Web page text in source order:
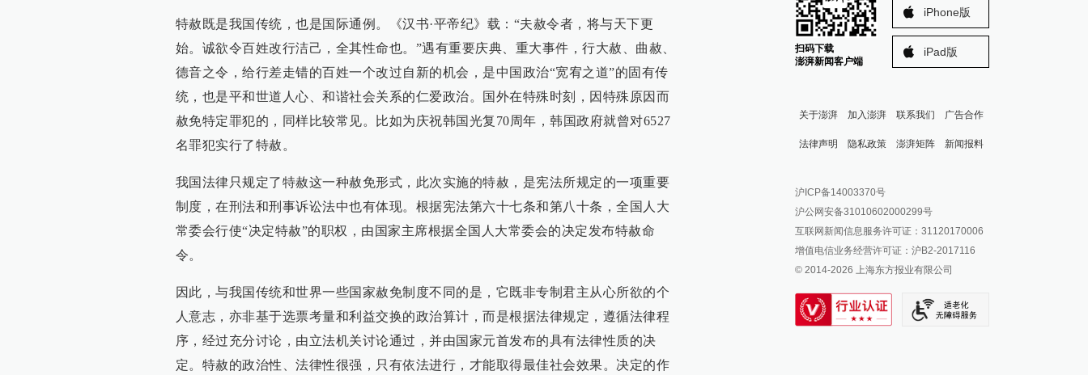
特赦既是我国传统，也是国际通例。《汉书·平帝纪》载：“夫赦令者，将与天下更
始。诚欲令百姓改行洁己，全其性命也。”遇有重要庆典、重大事件，行大赦、曲赦、
德音之令，给行差走错的百姓一个改过自新的机会，是中国政治“宽宥之道”的固有传
统，也是平和世道人心、和谐社会关系的仁爱政治。国外在特殊时刻，因特殊原因而
赦免特定罪犯的，同样比较常见。比如为庆祝韩国光复70周年，韩国政府就曾对6527
名罪犯实行了特赦。
我国法律只规定了特赦这一种赦免形式，此次实施的特赦，是宪法所规定的一项重要
制度，在刑法和刑事诉讼法中也有体现。根据宪法第六十七条和第八十条，全国人大
常委会行使“决定特赦”的职权，由国家主席根据全国人大常委会的决定发布特赦命
令。
因此，与我国传统和世界一些国家赦免制度不同的是，它既非专制君主从心所欲的个
人意志，亦非基于选票考量和利益交换的政治算计，而是根据法律规定，遵循法律程
序，经过充分讨论，由立法机关讨论通过，并由国家元首发布的具有法律性质的决
定。特赦的政治性、法律性很强，只有依法进行，才能取得最佳社会效果。决定的作
扫码下载
澎湃新闻客户端
iPhone版
iPad版
关于澎湃 加入澎湃 联系我们 广告合作
法律声明 隐私政策 澎湃矩阵
澎湃新闻公众号
澎湃新闻抖音号
派生万物开放平台
IP SHANGHAI
SIXTH TONE
新闻报料
报料邮箱: news@thepaper.cn
沪ICP备14003370号
沪公网安备31010602000299号
互联网新闻信息服务许可证：31120170006
增值电信业务经营许可证：沪B2-2017116
© 2014-2026 上海东方报业有限公司